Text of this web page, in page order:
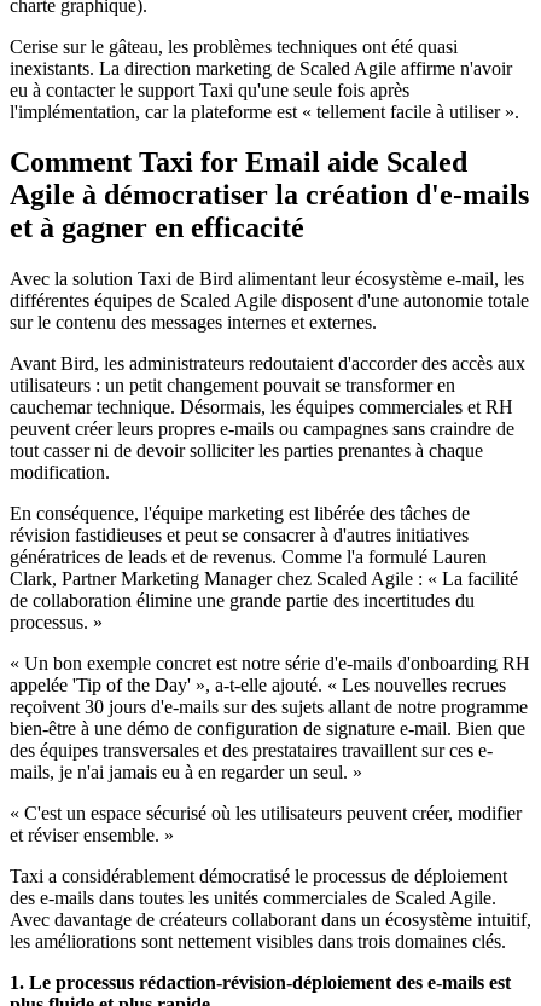
charte graphique).
Cerise sur le gâteau, les problèmes techniques ont été quasi
inexistants. La direction marketing de Scaled Agile affirme n'avoir
eu à contacter le support Taxi qu'une seule fois après
l'implémentation, car la plateforme est « tellement facile à utiliser ».
Comment Taxi for Email aide Scaled
Agile à démocratiser la création d'e-mails
et à gagner en efficacité
Avec la solution Taxi de Bird alimentant leur écosystème e-mail, les
différentes équipes de Scaled Agile disposent d'une autonomie totale
sur le contenu des messages internes et externes.
Avant Bird, les administrateurs redoutaient d'accorder des accès aux
utilisateurs : un petit changement pouvait se transformer en
cauchemar technique. Désormais, les équipes commerciales et RH
peuvent créer leurs propres e-mails ou campagnes sans craindre de
tout casser ni de devoir solliciter les parties prenantes à chaque
modification.
En conséquence, l'équipe marketing est libérée des tâches de
révision fastidieuses et peut se consacrer à d'autres initiatives
génératrices de leads et de revenus. Comme l'a formulé Lauren
Clark, Partner Marketing Manager chez Scaled Agile : « La facilité
de collaboration élimine une grande partie des incertitudes du
processus. »
« Un bon exemple concret est notre série d'e-mails d'onboarding RH
appelée 'Tip of the Day' », a-t-elle ajouté. « Les nouvelles recrues
reçoivent 30 jours d'e-mails sur des sujets allant de notre programme
bien-être à une démo de configuration de signature e-mail. Bien que
des équipes transversales et des prestataires travaillent sur ces e-
mails, je n'ai jamais eu à en regarder un seul. »
« C'est un espace sécurisé où les utilisateurs peuvent créer, modifier
et réviser ensemble. »
Taxi a considérablement démocratisé le processus de déploiement
des e-mails dans toutes les unités commerciales de Scaled Agile.
Avec davantage de créateurs collaborant dans un écosystème intuitif,
les améliorations sont nettement visibles dans trois domaines clés.
1. Le processus rédaction-révision-déploiement des e-mails est